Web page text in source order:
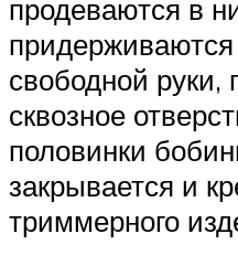
продеваются в
свободной руки,
сквозное
половинки
закрывается и
триммерного